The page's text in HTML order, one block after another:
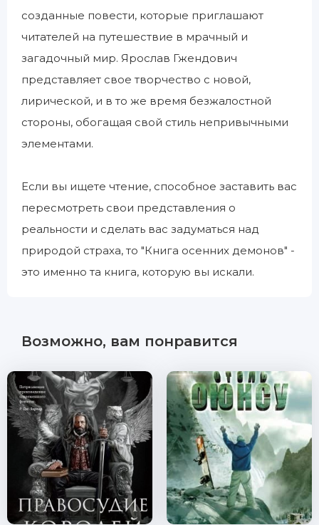
созданные повести, которые приглашают
читателей на путешествие в мрачный и
загадочный мир. Ярослав Гжендович
представляет свое творчество с новой,
лирической, и в то же время безжалостной
стороны, обогащая свой стиль непривычными
элементами.
Если вы ищете чтение, способное заставить вас
пересмотреть свои представления о
реальности и сделать вас задуматься над
природой страха, то "Книга осенних демонов" -
это именно та книга, которую вы искали.
Возможно, вам понравится